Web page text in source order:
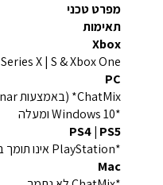
מפרט טכני
תאימות
Xbox
Series X | S & Xbox One
PC
ChatMix* (באמצעות Sonar)
*Windows 10 ומעלה
PS4 | PS5
*PlayStation אינו תומך ב-ChatMix
Mac